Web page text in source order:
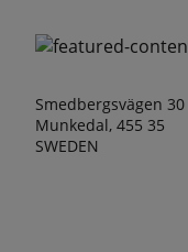
Smedbergsvägen 30
Munkedal, 455 35
SWEDEN